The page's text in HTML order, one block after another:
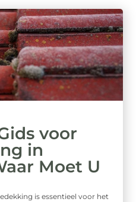
voor
in
Moet U
is essentieel voor het